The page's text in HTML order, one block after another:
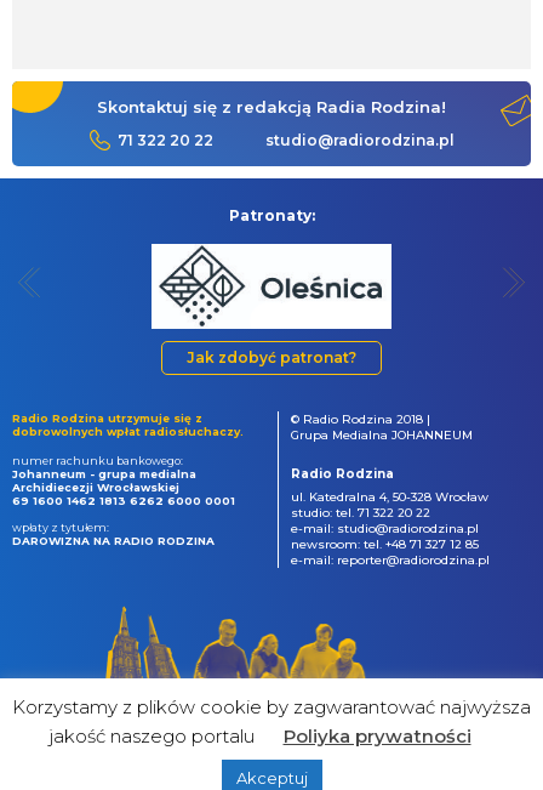
Skontaktuj się z redakcją Radia Rodzina!
71 322 20 22 studio@radiorodzina.pl
Patronaty:
Jak zdobyć patronat?
Radio Rodzina utrzymuje się z
dobrowolnych wpłat radiosłuchaczy.
numer rachunku bankowego:
Johanneum - grupa medialna
Archidiecezji Wrocławskiej
69 1600 1462 1813 6262 6000 0001
wpłaty z tytułem:
DAROWIZNA NA RADIO RODZINA
© Radio Rodzina 2018 |
Grupa Medialna JOHANNEUM
Radio Rodzina
ul. Katedralna 4, 50-328 Wrocław
studio: tel. 71 322 20 22
e-mail: studio@radiorodzina.pl
newsroom: tel. +48 71 327 12 85
e-mail: reporter@radiorodzina.pl
&
Korzystamy z plików cookie by zagwarantować najwyższa
jakość naszego portalu
Poliyka prywatności
Akceptuj